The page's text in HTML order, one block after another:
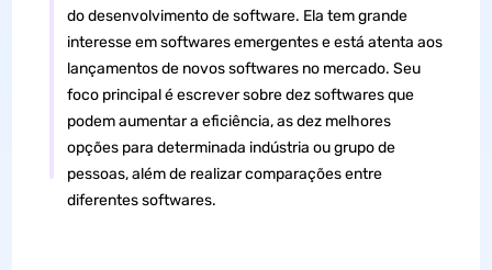
do desenvolvimento de software. Ela tem grande
interesse em softwares emergentes e está atenta aos
lançamentos de novos softwares no mercado. Seu
foco principal é escrever sobre dez softwares que
podem aumentar a eficiência, as dez melhores
opções para determinada indústria ou grupo de
pessoas, além de realizar comparações entre
diferentes softwares.